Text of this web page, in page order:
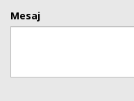
Mesaj